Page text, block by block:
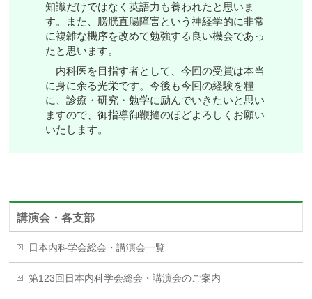
知識だけではなく英語力も養われたと思いま
す。また、膀胱直腸障害という神経学的に非常
に複雑な機序を改めて勉強する良い機会であっ
たと思います。
内科医を目指す者として、今回の受賞は本当
に身に余る光栄です。今後も今回の経験を糧
に、診療・研究・勉学に励んでいきたいと思い
ますので、御指導御鞭撻のほどよろしくお願い
いたします。
講演会・各支部
日本内科学会総会・講演会一覧
第123回日本内科学会総会・講演会のご案内